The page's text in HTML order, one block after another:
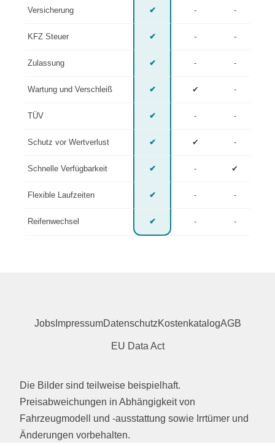
Versicherung ✔ - -
KFZ Steuer ✔ - -
Zulassung ✔ - -
Wartung und Verschleiß ✔ ✔ -
TÜV ✔ - -
Schutz vor Wertverlust ✔ ✔ -
Schnelle Verfügbarkeit ✔ - ✔
Flexible Laufzeiten ✔ - -
Reifenwechsel ✔ - -
JobsImpressumDatenschutzKostenkatalogAGB
EU Data Act
Die Bilder sind teilweise beispielhaft.
Preisabweichungen in Abhängigkeit von
Fahrzeugmodell und -ausstattung sowie Irrtümer und
Änderungen vorbehalten.